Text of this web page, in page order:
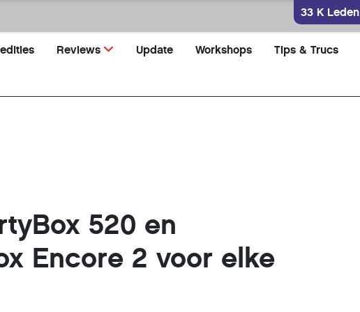
33 K Leden
Reviews Update Workshops Tips & Trucs
520 en
Encore 2 voor elke